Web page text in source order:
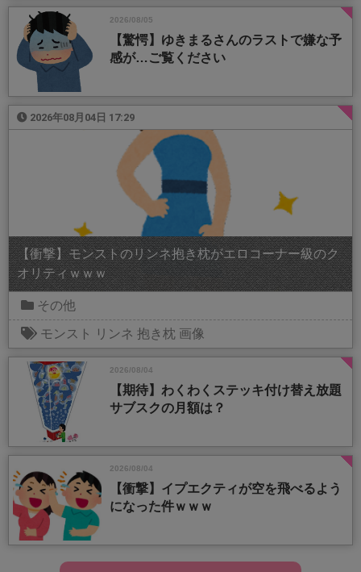
2026/08/05
【驚愕】ゆきまるさんのラストで嫌な予
感が…ご覧ください
2026年08月04日 17:29
【衝撃】モンストのリンネ抱き枕がエロコーナー級のク
オリティｗｗｗ
その他
モンスト リンネ 抱き枕 画像
2026/08/04
【期待】わくわくステッキ付け替え放題
サブスクの月額は？
2026/08/04
【衝撃】イプエクティが空を飛べるよう
になった件ｗｗｗ